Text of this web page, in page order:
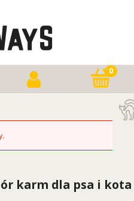
karm dla psa i kota